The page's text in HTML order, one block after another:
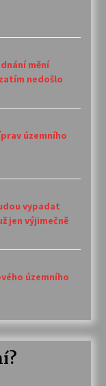
mění
nedošlo
územního
vypadat
jen výjimečně
územního